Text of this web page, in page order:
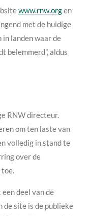
www.rnw.orgen
met de huidige
in landen waar de
belemmerd”, aldus
RNW directeur.
om ten laste van
volledig in stand te
over de
toe.
deel van de
de site is de publieke